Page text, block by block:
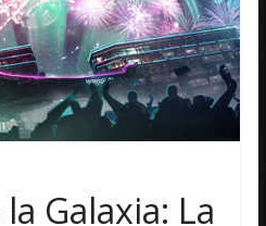
Galaxia: La